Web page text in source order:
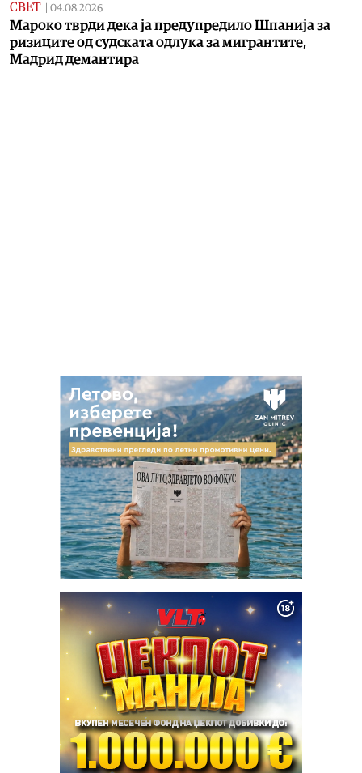
СВЕТ 04.08.2026
Мароко тврди дека ја предупредило Шпанија за
ризиците од судската одлука за мигрантите,
Мадрид демантира